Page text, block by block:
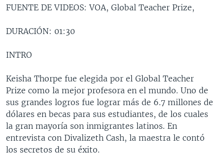
DEPORTIVO INTERNACIONAL
FUENTE DE VIDEOS: VOA, Global Teacher Prize,
DURACIÓN: 01:30
INTRO
Keisha Thorpe fue elegida por el Global Teacher
Prize como la mejor profesora en el mundo. Uno de
sus grandes logros fue lograr más de 6.7 millones de
dólares en becas para sus estudiantes, de los cuales
la gran mayoría son inmigrantes latinos. En
entrevista con Divalizeth Cash, la maestra le contó
los secretos de su éxito.